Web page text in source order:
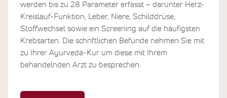
werden bis zu 28 Parameter erfasst – darunter Herz-
Kreislauf-Funktion, Leber, Niere, Schilddrüse,
Stoffwechsel sowie ein Screening auf die häufigsten
Krebsarten. Die schriftlichen Befunde nehmen Sie mit
zu Ihrer Ayurveda-Kur um diese mit Ihrem
behandelnden Arzt zu besprechen.